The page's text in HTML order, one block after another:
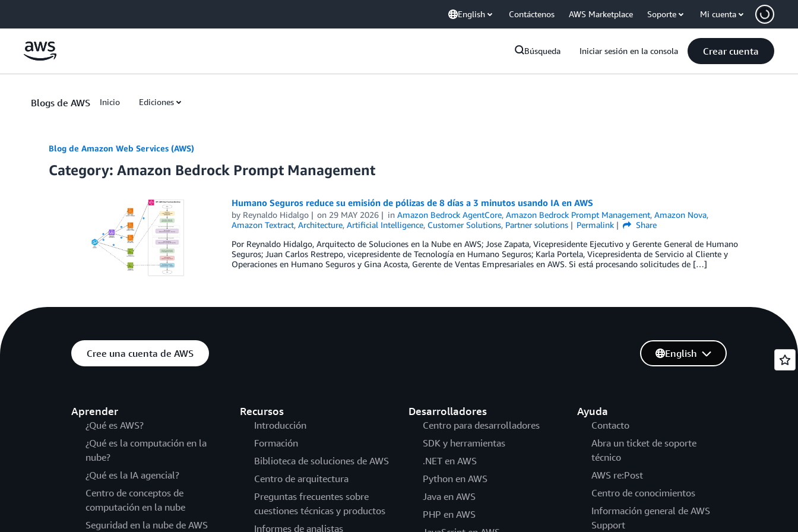
English Contáctenos AWS Marketplace Soporte Mi cuenta
Búsqueda Iniciar sesión en la consola Crear cuenta
Blogs de AWS Inicio Ediciones
Blog de Amazon Web Services (AWS)
Category: Amazon Bedrock Prompt Management
Humano Seguros reduce su emisión de pólizas de 8 días a 3 minutos usando IA en AWS
by Reynaldo Hidalgo on 29 MAY 2026 inAmazon Bedrock AgentCore,Amazon Bedrock Prompt Management,Amazon Nova,
Amazon Textract, Architecture, Artificial Intelligence, Customer Solutions, Partner solutions Permalink
Share
Por Reynaldo Hidalgo, Arquitecto de Soluciones en la Nube en AWS; Jose Zapata, Vicepresidente Ejecutivo y Gerente General de Humano
Seguros; Juan Carlos Restrepo, vicepresidente de Tecnología en Humano Seguros; Karla Portela, Vicepresidenta de Servicio al Cliente y
Operaciones en Humano Seguros y Gina Acosta, Gerente de Ventas Empresariales en AWS. Si está procesando solicitudes de […]
Cree una cuenta de AWS
Aprender
¿Qué es AWS?
¿Qué es la computación en la
nube?
¿Qué es la IA agencial?
Centro de conceptos de
computación en la nube
Seguridad en la nube de AWS
Recursos
Introducción
Formación
Biblioteca de soluciones de AWS
Centro de arquitectura
Preguntas frecuentes sobre
cuestiones técnicas y productos
Informes de analistas
Desarrolladores
Centro para desarrolladores
SDK y herramientas
.NET en AWS
Python en AWS
Java en AWS
PHP en AWS
Ayuda
Contacto
Abra un ticket de soporte
técnico
AWS re:Post
Centro de conocimientos
Información general de AWS
Support
English